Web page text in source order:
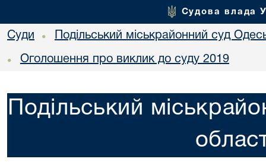
Судова влада
Суди • Подільський міськрайонний суд
• Оголошення про виклик до суду 2019
Подільський